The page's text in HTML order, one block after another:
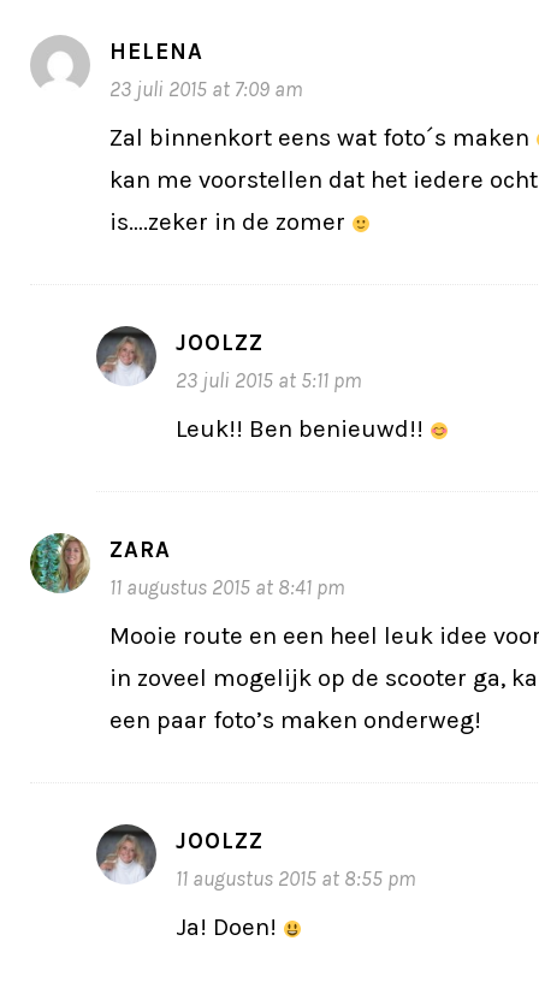
HELENA
23 juli 2015 at 7:09 am
Zal binnenkort eens wat foto´s maken
kan me voorstellen dat het iedere
is….zeker in de zomer
JOOLZZ
23 juli 2015 at 5:11 pm
Leuk!! Ben benieuwd!!
ZARA
11 augustus 2015 at 8:41 pm
Mooie route en een heel leuk idee
in zoveel mogelijk op de scooter ga,
een paar foto’s maken onderweg!
JOOLZZ
11 augustus 2015 at 8:55 pm
Ja! Doen!